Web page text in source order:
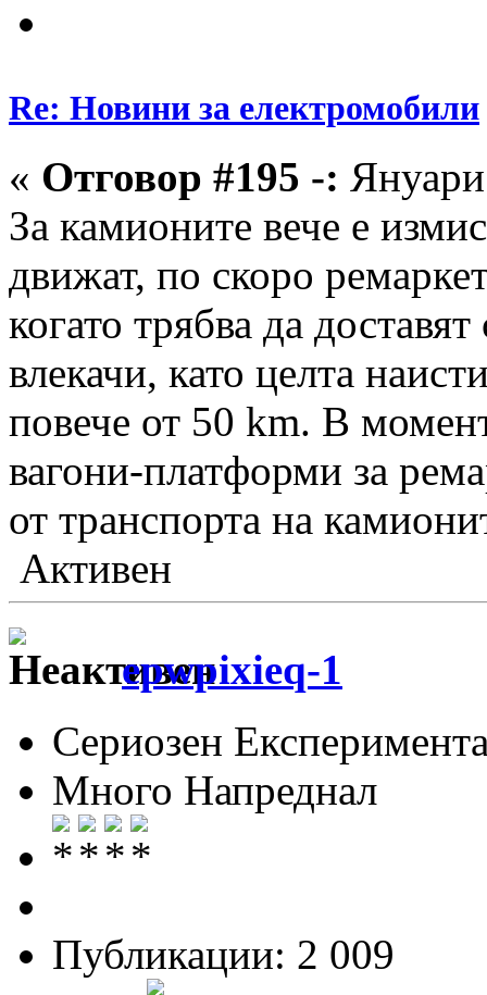
Re: Новини за електромобили
« Отговор #195 -:
За камионите вече е
движат, по скоро
когато трябва да
влекачи, като целта
повече от 50 km. В
вагони-платформи за
от транспорта на
Активен
epwpixieq-1
Сериозен
Много Напреднал
Публикации: 2 009